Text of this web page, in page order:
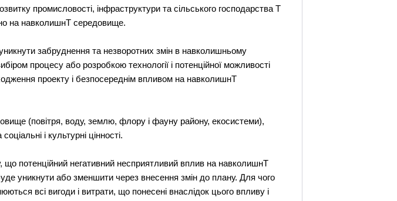
промисловості, інфраструктури та сільського господарства Т
на навколишнТ середовище.
забруднення та незворотних змін в навколишньому
процесу або розробкою технології і потенційної можливості
проекту і безпосереднім впливом на навколишнТ
(повітря, воду, землю, флору і фауну району, екосистеми),
і культурні цінності.
що потенційний негативний несприятливий вплив на навколишнТ
уникнути або зменшити через внесення змін до плану. Для чого
всі вигоди і витрати, що понесені внаслідок цього впливу і